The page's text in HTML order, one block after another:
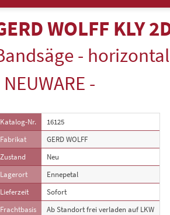
WOLFF KLY
- horizontal
-
Katalog-Nr.
16125
Fabrikat
GERD WOLFF
Zustand
Neu
Lagerort
Ennepetal
Lieferzeit
Sofort
Frachtbasis
Ab Standort frei verladen auf LKW